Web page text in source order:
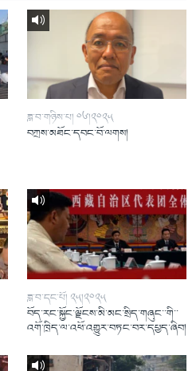
ཟླ་བ་གཉིས་པ། ༠༦།༢༠༢༥
བཀྲས་མཐོང་དབང་བོ་ལགས།
ཟླ་བ་དང་པོ། ༢༥།༢༠༢༥
བོད་རང་སྐྱོང་ལྗོངས་མི་མང་སྲིད་གཞུང་་གི་་
འགོ་ཁྲིད་ལ་འཕོ་འགྱུར་བཏང་བར་དཔྱད་ཞིབ།